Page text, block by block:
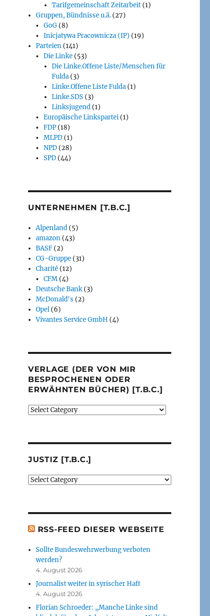
Tarifgemeinschaft Zeitarbeit(1)
Gruppen, Bündnisse u.ä. (27)
GoG (8)
Inicjatywa Pracownicza (IP) (19)
Parteien (141)
Die Linke (53)
Die Linke.Offene Liste/Menschen für
Fulda(3)
Linke.Offene Liste Fulda(1)
Linke.SDS(3)
Linksjugend(1)
Europäische Linkspartei (1)
FDP (18)
MLPD (1)
NPD (28)
SPD (44)
UNTERNEHMEN [T.B.C.]
Alpenland (5)
amazon (43)
BASF (2)
CG-Gruppe (31)
Charité (12)
CFM (4)
Deutsche Bank (3)
McDonald's (2)
Opel (6)
Vivantes Service GmbH (4)
VERLAGE (DER VON MIR
BESPROCHENEN ODER
ERWÄHNTEN BÜCHER) [T.B.C.]
Verlage
oder
Bücher)
JUSTIZ [T.B.C.]
Justiz
RSS-FEED DIESER WEBSEITE
Sollte Bundeswehrwerbung verboten
werden?
4. August 2026
Journalist weiter in syrischer Haft
4. August 2026
Florian Schroeder: „Manche Linke sind